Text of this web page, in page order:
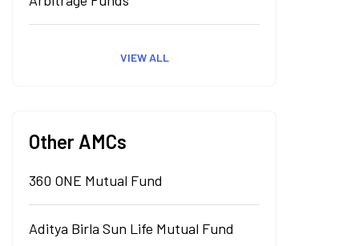
VIEW ALL
Other AMCs
360 ONE Mutual Fund
Aditya Birla Sun Life Mutual Fund